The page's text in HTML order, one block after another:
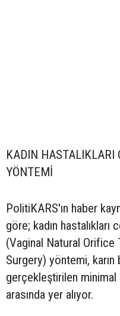
KADIN HASTALIKLARI
YÖNTEMİ
PolitiKARS'ın haber
göre; kadın
(Vaginal Natural
Surgery) yöntemi,
gerçekleştirilen minimal
arasında yer alıyor.